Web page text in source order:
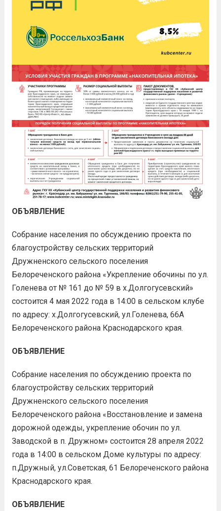
ОБЪЯВЛЕНИЕ
Собрание населения по обсуждению проекта по
благоустройству сельских территорий
Дружненского сельского поселения
Белореченского района «Укрепление обочины по ул.
Голенева от № 161 до № 59 в х.Долгогусевский»
состоится 4 мая 2022 года в 14:00 в сельском клубе
по адресу: х.Долгогусевский, ул.Голенева, 66А
Белореченского района Краснодарского края.
ОБЪЯВЛЕНИЕ
Собрание населения по обсуждению проекта по
благоустройству сельских территорий
Дружненского сельского поселения
Белореченского района «Восстановление и замена
дорожной одежды, укрепление обочин по ул.
Заводской в п. Дружном» состоится 28 апреля 2022
года в 14:00 в сельском Доме культуры по адресу:
п.Дружный, ул.Советская, 61 Белореченского района
Краснодарского края.
ОБЪЯВЛЕНИЕ